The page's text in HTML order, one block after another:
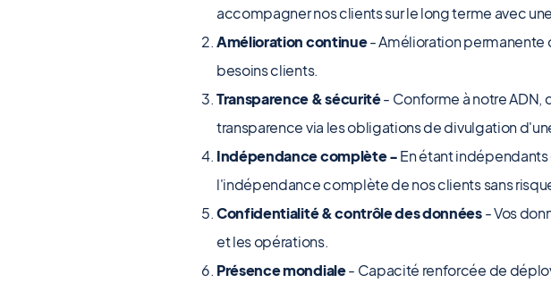
accompagner nos clients sur le long terme avec
Amélioration continue- Amélioration permanente
besoins clients.
Transparence & sécurité- Conforme à notre ADN,
transparence via les obligations de divulgation
Indépendance complète -En étant
l'indépendance complète de nos clients sans
Confidentialité & contrôle des données- Vos
et les opérations.
Présence mondiale- Capacité renforcée de